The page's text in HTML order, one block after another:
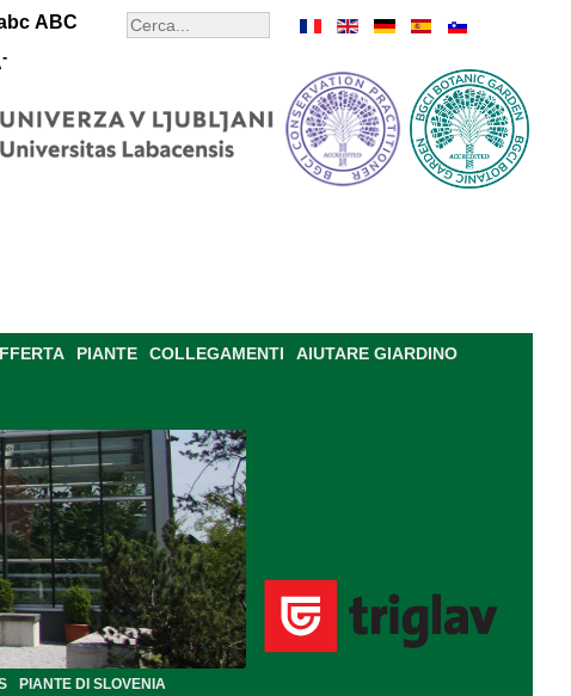
ABC
-
PIANTE COLLEGAMENTI
AIUTARE GIARDINO
PIANTE DI SLOVENIA